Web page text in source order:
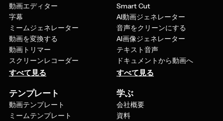
動画エディター
字幕
ミームジェネレーター
動画を変換する
動画トリマー
スクリーンレコーダー
すべて見る
Smart Cut
AI動画ジェネレーター
音声をクリーンにする
AI画像ジェネレーター
テキスト音声
ドキュメントから動画へ
すべて見る
テンプレート
動画テンプレート
ミームテンプレート
学ぶ
会社概要
資料